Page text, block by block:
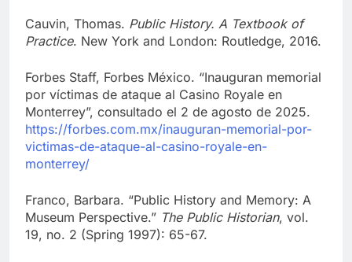
Cauvin, Thomas. Public History. A Textbook of
Practice. New York and London: Routledge, 2016.
Forbes Staff, Forbes México. “Inauguran memorial
por víctimas de ataque al Casino Royale en
Monterrey”, consultado el 2 de agosto de 2025.
https://forbes.com.mx/inauguran-memorial-por-
victimas-de-ataque-al-casino-royale-en-
monterrey/
Franco, Barbara. “Public History and Memory: A
Museum Perspective.” The Public Historian, vol.
19, no. 2 (Spring 1997): 65-67.